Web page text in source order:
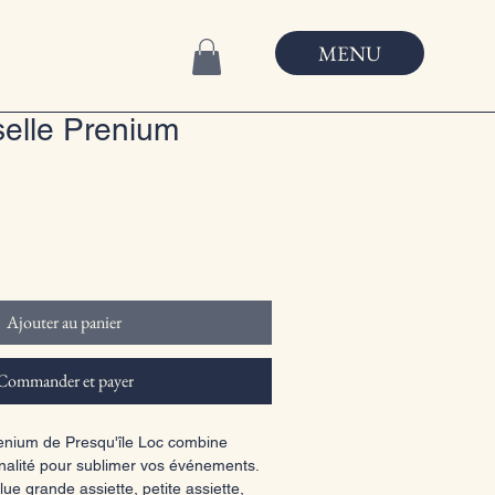
MENU
Prenium
Ajouter au panier
et payer
de Presqu'île Loc combine
pour sublimer vos événements.
grande assiette, petite assiette,